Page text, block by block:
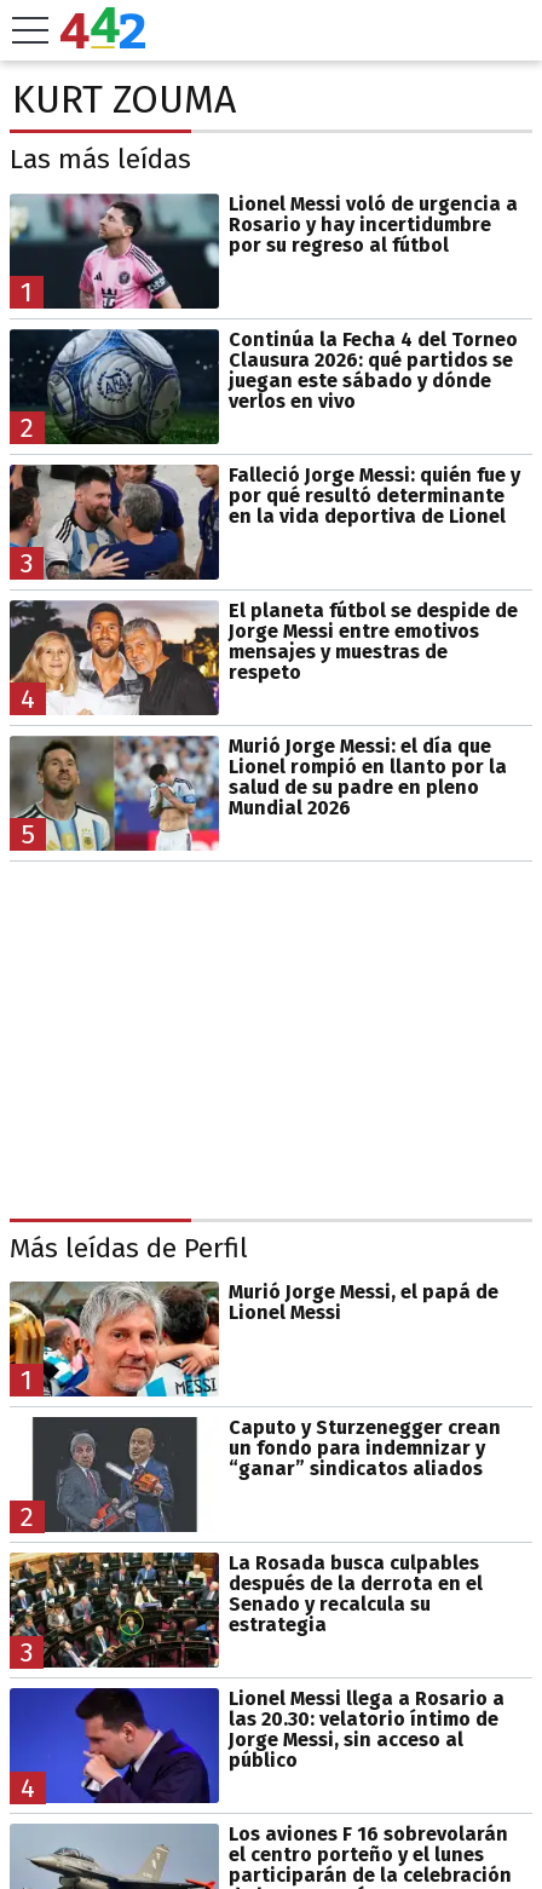
KURT ZOUMA
Las más leídas
1
Lionel Messi voló de urgencia a
Rosario y hay incertidumbre
por su regreso al fútbol
2
Continúa la Fecha 4 del Torneo
Clausura 2026: qué partidos se
juegan este sábado y dónde
verlos en vivo
3
Falleció Jorge Messi: quién fue y
por qué resultó determinante
en la vida deportiva de Lionel
4
El planeta fútbol se despide de
Jorge Messi entre emotivos
mensajes y muestras de
respeto
5
Murió Jorge Messi: el día que
Lionel rompió en llanto por la
salud de su padre en pleno
Mundial 2026
Más leídas de Perfil
1
Murió Jorge Messi, el papá de
Lionel Messi
2
Caputo y Sturzenegger crean
un fondo para indemnizar y
“ganar” sindicatos aliados
3
La Rosada busca culpables
después de la derrota en el
Senado y recalcula su
estrategia
4
Lionel Messi llega a Rosario a
las 20.30: velatorio íntimo de
Jorge Messi, sin acceso al
público
Los aviones F 16 sobrevolarán
el centro porteño y el lunes
participarán de la celebración